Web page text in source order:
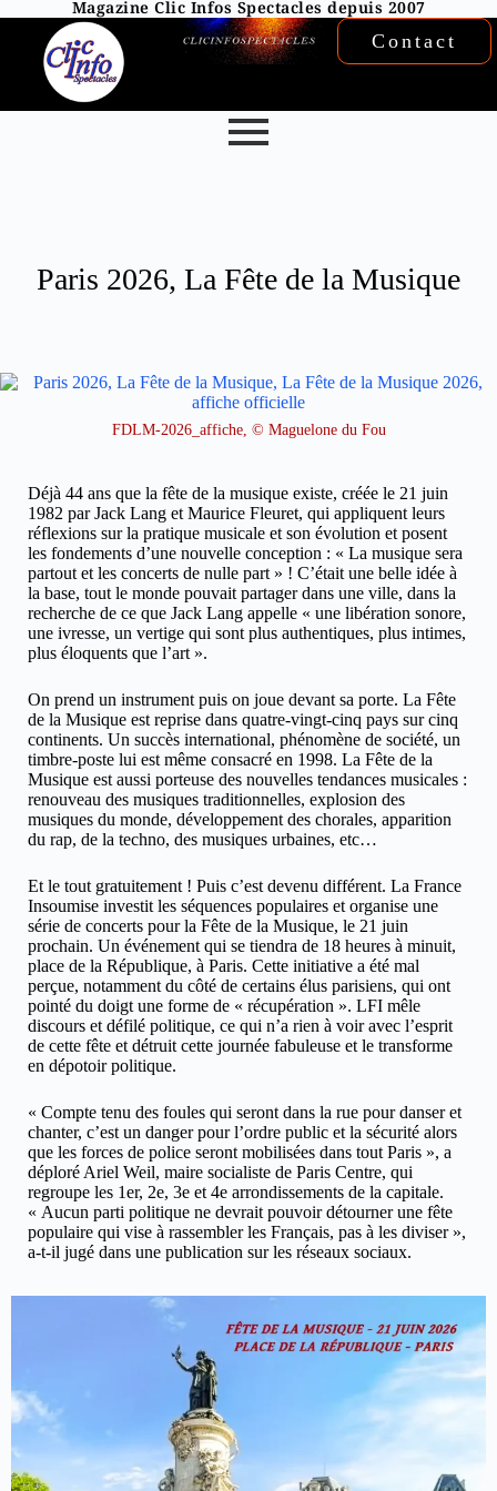
Magazine Clic Infos Spectacles depuis 2007
Contact
Paris 2026, La Fête de la Musique
FDLM-2026_affiche, © Maguelone du Fou
Déjà 44 ans que la fête de la musique existe, créée le 21 juin
1982 par Jack Lang et Maurice Fleuret, qui appliquent leurs
réflexions sur la pratique musicale et son évolution et posent
les fondements d’une nouvelle conception : « La musique sera
partout et les concerts de nulle part » ! C’était une belle idée à
la base, tout le monde pouvait partager dans une ville, dans la
recherche de ce que Jack Lang appelle « une libération sonore,
une ivresse, un vertige qui sont plus authentiques, plus intimes,
plus éloquents que l’art ».
On prend un instrument puis on joue devant sa porte. La Fête
de la Musique est reprise dans quatre-vingt-cinq pays sur cinq
continents. Un succès international, phénomène de société, un
timbre-poste lui est même consacré en 1998. La Fête de la
Musique est aussi porteuse des nouvelles tendances musicales :
renouveau des musiques traditionnelles, explosion des
musiques du monde, développement des chorales, apparition
du rap, de la techno, des musiques urbaines, etc…
Et le tout gratuitement ! Puis c’est devenu différent. La France
Insoumise investit les séquences populaires et organise une
série de concerts pour la Fête de la Musique, le 21 juin
prochain. Un événement qui se tiendra de 18 heures à minuit,
place de la République, à Paris. Cette initiative a été mal
perçue, notamment du côté de certains élus parisiens, qui ont
pointé du doigt une forme de « récupération ». LFI mêle
discours et défilé politique, ce qui n’a rien à voir avec l’esprit
de cette fête et détruit cette journée fabuleuse et le transforme
en dépotoir politique.
« Compte tenu des foules qui seront dans la rue pour danser et
chanter, c’est un danger pour l’ordre public et la sécurité alors
que les forces de police seront mobilisées dans tout Paris », a
déploré Ariel Weil, maire socialiste de Paris Centre, qui
regroupe les 1er, 2e, 3e et 4e arrondissements de la capitale.
« Aucun parti politique ne devrait pouvoir détourner une fête
populaire qui vise à rassembler les Français, pas à les diviser »,
a-t-il jugé dans une publication sur les réseaux sociaux.